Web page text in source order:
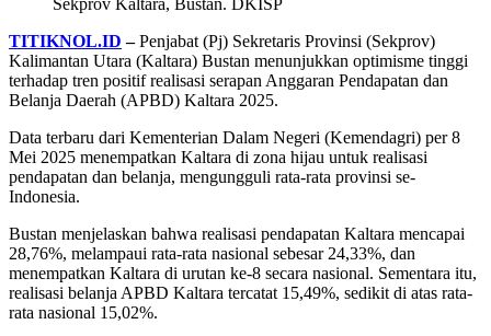
Sekprov Kaltara, Bustan. DKISP
TITIKNOL.ID –Penjabat (Pj) Sekretaris Provinsi (Sekprov)
Kalimantan Utara (Kaltara) Bustan menunjukkan optimisme tinggi
terhadap tren positif realisasi serapan Anggaran Pendapatan dan
Belanja Daerah (APBD) Kaltara 2025.
Data terbaru dari Kementerian Dalam Negeri (Kemendagri) per 8
Mei 2025 menempatkan Kaltara di zona hijau untuk realisasi
pendapatan dan belanja, mengungguli rata-rata provinsi se-
Indonesia.
Bustan menjelaskan bahwa realisasi pendapatan Kaltara mencapai
28,76%, melampaui rata-rata nasional sebesar 24,33%, dan
menempatkan Kaltara di urutan ke-8 secara nasional. Sementara itu,
realisasi belanja APBD Kaltara tercatat 15,49%, sedikit di atas rata-
rata nasional 15,02%.